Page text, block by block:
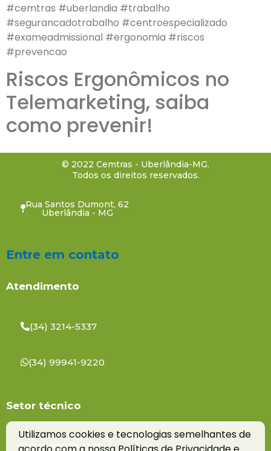
#cemtras #uberlandia #trabalho
#segurancadotrabalho #centroespecializado
#exameadmissional #ergonomia #riscos
#prevencao
Riscos Ergonômicos no
Telemarketing, saiba
como prevenir!
© 2022 Cemtras - Uberlândia-MG.
Todos os direitos reservados.
Rua Santos Dumont, 62
Uberlândia - MG
Entre em contato
Atendimento
(34) 3214-5337
(34) 99941-9220
Setor técnico
(34) 99877-3379
Utilizamos cookies e tecnologias semelhantes de